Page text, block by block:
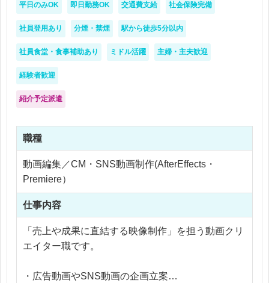
平日のみOK 即日勤務OK 交通費支給 社会保険完備
社員登用あり 分煙・禁煙 駅から徒歩5分以内
社員食堂・食事補助あり ミドル活躍 主婦・主夫歓迎
経験者歓迎
紹介予定派遣
職種
動画編集／CM・SNS動画制作(AfterEffects・
Premiere）
仕事内容
「売上や成果に直結する映像制作」を担う動画クリ
エイター職です。
・広告動画やSNS動画の企画立案